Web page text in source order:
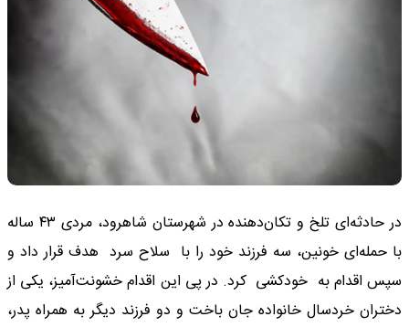
در حادثه‌ای تلخ و تکان‌دهنده در شهرستان شاهرود، مردی ۴۳ ساله
با حمله‌ای خونین، سه فرزند خود را با سلاح سرد هدف قرار داد و
سپس اقدام به خودکشی کرد. در پی این اقدام خشونت‌آمیز، یکی از
دختران خردسال خانواده جان باخت و دو فرزند دیگر به همراه پدر،